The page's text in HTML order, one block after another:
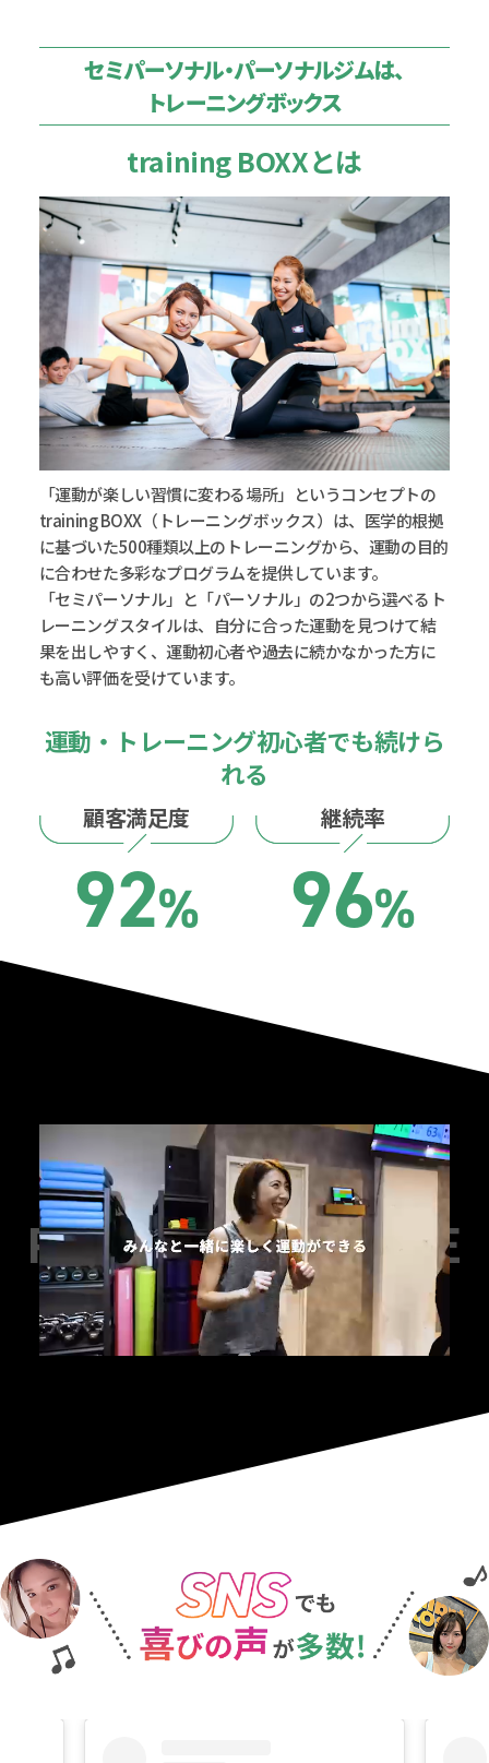
セミパーソナル・パーソナルジムは、
トレーニングボックス
training BOXXとは
「運動が楽しい習慣に変わる場所」というコンセプトの
training BOXX（トレーニングボックス）は、医学的根拠
に基づいた500種類以上のトレーニングから、運動の目的
に合わせた多彩なプログラムを提供しています。
「セミパーソナル」と「パーソナル」の2つから選べるト
レーニングスタイルは、自分に合った運動を見つけて結
果を出しやすく、運動初心者や過去に続かなかった方に
も高い評価を受けています。
運動・トレーニング初心者でも続けら
れる
顧客満足度
92%
継続率
96%
PROMOTION MOVIE